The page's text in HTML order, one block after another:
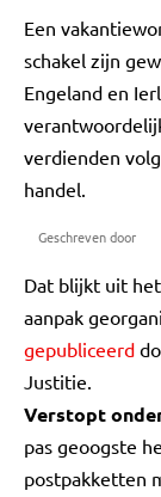
Een
schakel zijn
Engeland en
verdienden
handel.
Geschreven door
Dat blijkt uit
aanpak
gepubliceerd
Justitie.
Verstopt
pas geoogste
postpakketten